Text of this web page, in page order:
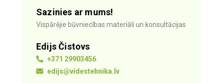
Sazinies ar mums!
Vispārējie būvniecības materiāli un konsultācijas
Edijs Čistovs
+371 29903456
edijs@videstehnika.lv